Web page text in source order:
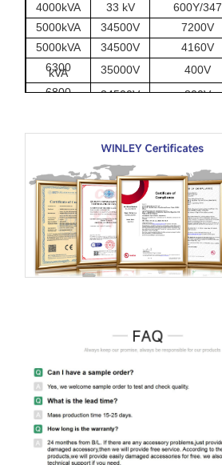
4000kVA
33 kV 600Y/347
5000kVA
34500V 7200V
5000kVA
34500V 4160V
6300
kVA 35000V 400V
6800
34500V 800V